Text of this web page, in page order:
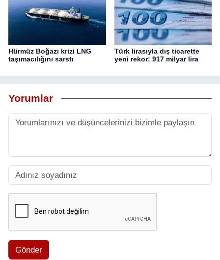
Hürmüz Boğazı krizi LNG
taşımacılığını sarstı
Türk lirasıyla dış ticarette
yeni rekor: 917 milyar lira
Yorumlar
Gönder